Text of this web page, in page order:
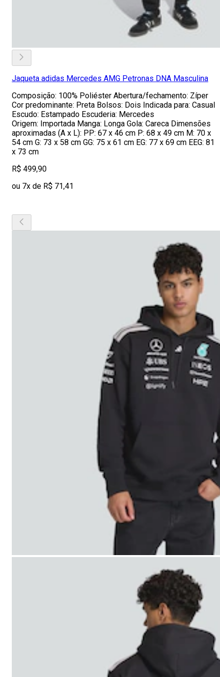
Jaqueta adidas Mercedes AMG Petronas DNA Masculina
Composição: 100% Poliéster Abertura/fechamento: Zíper
Cor predominante: Preta Bolsos: Dois Indicada para: Casual
Escudo: Estampado Escuderia: Mercedes
Origem: Importada Manga: Longa Gola: Careca Dimensões
aproximadas (A x L): PP: 67 x 46 cm P: 68 x 49 cm M: 70 x
54 cm G: 73 x 58 cm GG: 75 x 61 cm EG: 77 x 69 cm EEG: 81
x 73 cm
R$ 499,90
ou 7x de R$ 71,41